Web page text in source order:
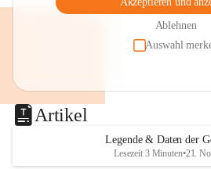
Ablehnen
Auswahl
Artikel
Legende & Daten der
Lesezeit 3 Minuten•21.